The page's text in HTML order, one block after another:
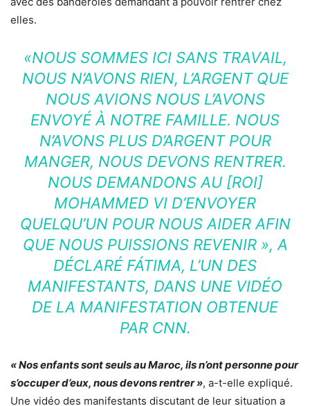
elles.
«NOUS SOMMES ICI SANS TRAVAIL,
NOUS N’AVONS RIEN, L’ARGENT QUE
NOUS AVIONS NOUS L’AVONS
ENVOYÉ À NOTRE FAMILLE. NOUS
N’AVONS PLUS D’ARGENT POUR
MANGER, NOUS DEVONS RENTRER.
NOUS DEMANDONS AU [ROI]
MOHAMMED VI D’ENVOYER
QUELQU’UN POUR NOUS AIDER AFIN
QUE NOUS PUISSIONS REVENIR », A
DÉCLARÉ FÁTIMA, L’UN DES
MANIFESTANTS, DANS UNE VIDÉO
DE LA MANIFESTATION OBTENUE
PAR CNN.
« Nos enfants sont seuls au Maroc, ils n’ont personne pour
s’occuper d’eux, nous devons rentrer », a-t-elle expliqué.
Une vidéo des manifestants discutant de leur situation a